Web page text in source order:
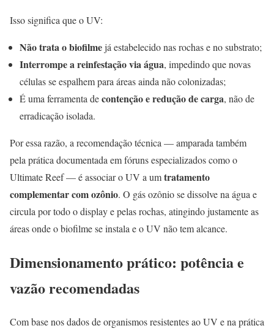
Isso significa que o UV:
Não trata o biofilmejá estabelecido nas rochas e no substrato;
Interrompe a reinfestação via água, impedindo que novas
células se espalhem para áreas ainda não colonizadas;
É uma ferramenta decontenção e redução de carga, não de
erradicação isolada.
Por essa razão, a recomendação técnica — amparada também
pela prática documentada em fóruns especializados como o
Ultimate Reef — é associar o UV a umtratamento
complementar com ozônio. O gás ozônio se dissolve na água e
circula por todo o display e pelas rochas, atingindo justamente as
áreas onde o biofilme se instala e o UV não tem alcance.
Dimensionamento prático: potência e
vazão recomendadas
Com base nos dados de organismos resistentes ao UV e na prática